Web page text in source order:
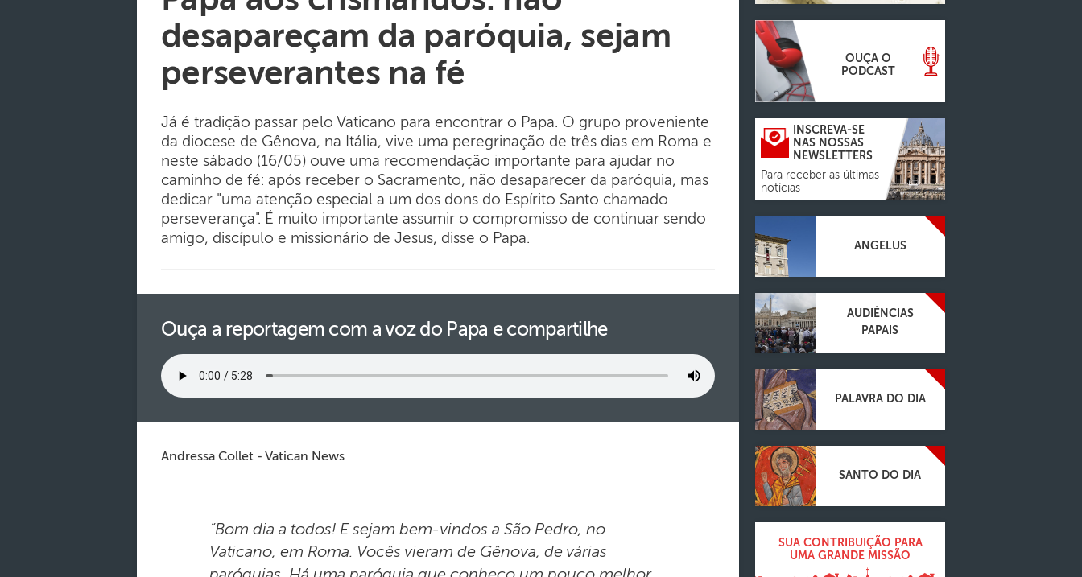
desapareçam da paróquia, sejam
perseverantes na fé
Já é tradição passar pelo Vaticano para encontrar o Papa. O grupo proveniente
da diocese de Gênova, na Itália, vive uma peregrinação de três dias em Roma e
neste sábado (16/05) ouve uma recomendação importante para ajudar no
caminho de fé: após receber o Sacramento, não desaparecer da paróquia, mas
dedicar "uma atenção especial a um dos dons do Espírito Santo chamado
perseverança". É muito importante assumir o compromisso de continuar sendo
amigo, discípulo e missionário de Jesus, disse o Papa.
Ouça a reportagem com a voz do Papa e compartilhe
Andressa Collet - Vatican News
“Bom dia a todos! E sejam bem-vindos a São Pedro, no
Vaticano, em Roma. Vocês vieram de Gênova, de várias
OUÇA O
PODCAST
INSCREVA-SE
NAS NOSSAS
NEWSLETTERS
Para receber as últimas
notícias
ANGELUS
AUDIÊNCIAS
PAPAIS
PALAVRA DO DIA
SANTO DO DIA
SUA CONTRIBUIÇÃO PARA
UMA GRANDE MISSÃO